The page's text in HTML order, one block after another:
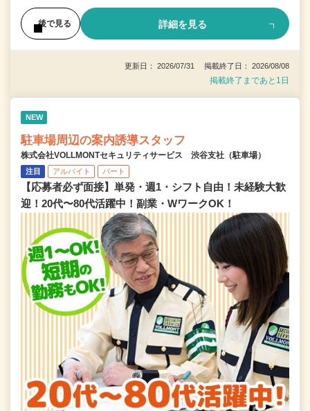
後で見る 詳細を見る
更新日： 2026/07/31 掲載終了日： 2026/08/08
掲載終了まであと1日
NEW
駐車場周辺の案内誘導スタッフ
株式会社VOLLMONTセキュリティサービス 渋谷支社（駐車場）
注目 アルバイト パート
【応募者必ず面接】単発・週1・シフト自由！未経験大歓
迎！20代〜80代活躍中！副業・WワークOK！